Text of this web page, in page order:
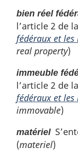
:
a
r
g
i
a
l
e
:
bien réel
l’article 2 de la
fédéraux et
real property)
immeuble
l’article 2 de la
fédéraux et
immovable)
matériel
(materiel)